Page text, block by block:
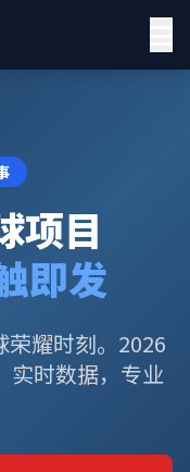
项目
即发
荣耀时刻。2026
实时数据，专业